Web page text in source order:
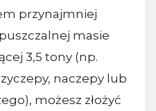
przynajmniej
masie
3,5 tony (np.
naczepy lub
możesz złożyć